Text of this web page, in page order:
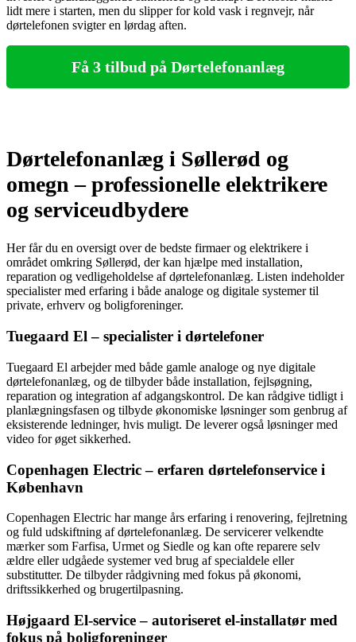
lidt mere i starten, men du slipper for kold vask i regnvejr, når
dørtelefonen svigter en lørdag aften.
Få 3 tilbud på Dørtelefonanlæg
Dørtelefonanlæg i Søllerød og
omegn – professionelle elektrikere
og serviceudbydere
Her får du en oversigt over de bedste firmaer og elektrikere i
området omkring Søllerød, der kan hjælpe med installation,
reparation og vedligeholdelse af dørtelefonanlæg. Listen indeholder
specialister med erfaring i både analoge og digitale systemer til
private, erhverv og boligforeninger.
Tuegaard El – specialister i dørtelefoner
Tuegaard El arbejder med både gamle analoge og nye digitale
dørtelefonanlæg, og de tilbyder både installation, fejlsøgning,
reparation og integration af adgangskontrol. De kan rådgive tidligt i
planlægningsfasen og tilbyde økonomiske løsninger som genbrug af
eksisterende ledninger, hvis muligt. De leverer også løsninger med
video for øget sikkerhed.
Copenhagen Electric – erfaren dørtelefonservice i
København
Copenhagen Electric har mange års erfaring i renovering, fejlretning
og fuld udskiftning af dørtelefonanlæg. De servicerer velkendte
mærker som Farfisa, Urmet og Siedle og kan ofte reparere selv
ældre eller udgåede systemer ved brug af specialdele eller
substitutter. De tilbyder rådgivning med fokus på økonomi,
driftssikkerhed og brugertilpasning.
Højgaard El-service – autoriseret el-installatør med
fokus på boligforeninger